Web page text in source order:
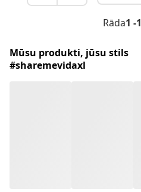
Rāda1 -1
Mūsu produkti, jūsu stils
#sharemevidaxl